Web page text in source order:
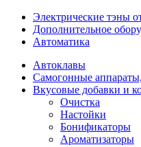
Электрические тэны
Дополнительное
Автоматика
Автоклавы
Самогонные
Вкусовые добавки и
Очистка
Настойки
Бонификаторы
Ароматизаторы